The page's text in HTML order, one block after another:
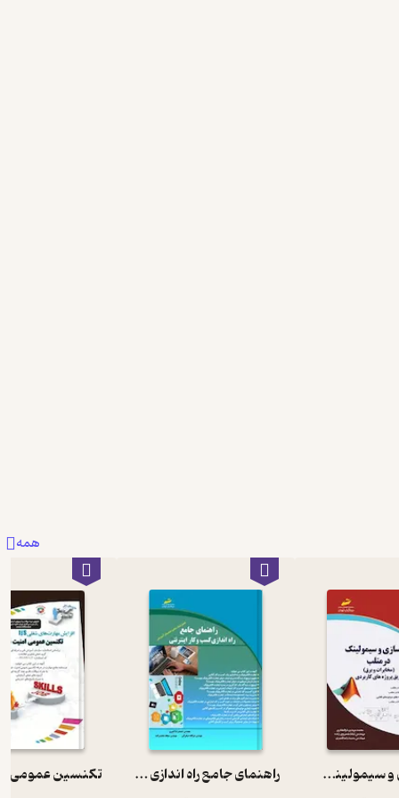
همه
شبیه سازی و سیمولینک در متلب راهنمای جامع راه اندازی کسب و کار اینترنتی